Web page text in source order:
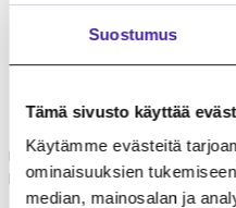
Suostumus
Tämä sivusto käyttää
Käytämme evästeitä
ominaisuuksien
median, mainosalan ja
Mekong bobtail tarvitsee
leikkiä. Noutamisleikit,
kissan tyytyväisenä.